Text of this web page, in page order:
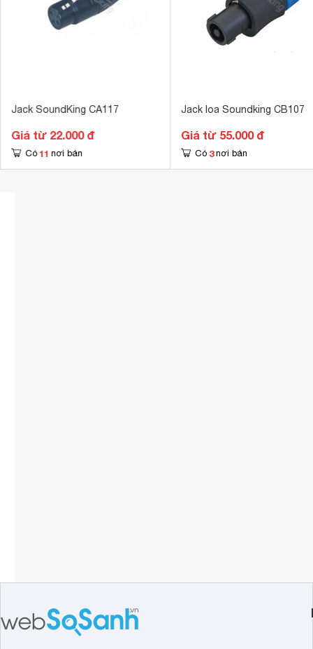
Jack SoundKing CA117
Giá từ 22.000 đ
Có 11 nơi bán
Jack loa Soundking CB107
Giá từ 55.000 đ
Có 3 nơi bán